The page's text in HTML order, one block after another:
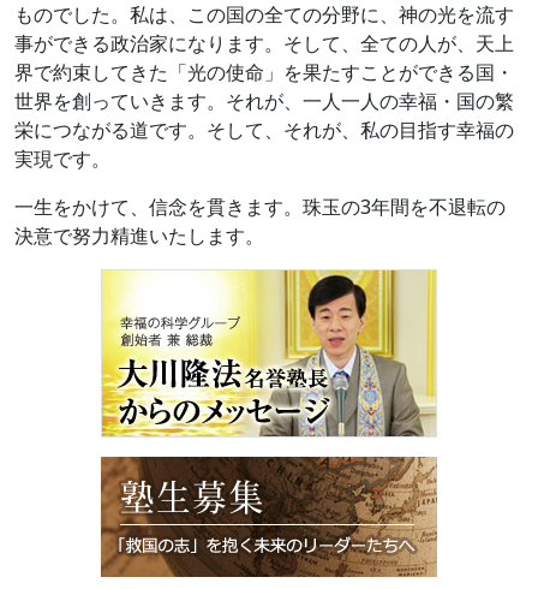
ものでした。私は、この国の全ての分野に、神の光を流す
事ができる政治家になります。そして、全ての人が、天上
界で約束してきた「光の使命」を果たすことができる国・
世界を創っていきます。それが、一人一人の幸福・国の繁
栄につながる道です。そして、それが、私の目指す幸福の
実現です。
一生をかけて、信念を貫きます。珠玉の3年間を不退転の
決意で努力精進いたします。